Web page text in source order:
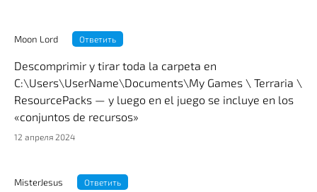
Moon Lord Ответить
Descomprimir y tirar toda la carpeta en
C:\Users\UserName\Documents\My Games \ Terraria \
ResourcePacks — y luego en el juego se incluye en los
«conjuntos de recursos»
12 апреля 2024
MisterJesus Ответить